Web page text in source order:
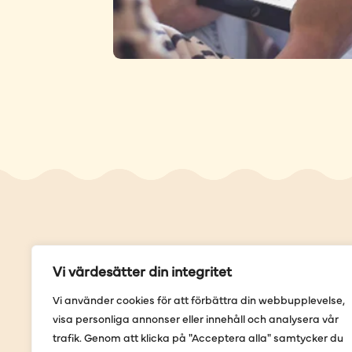
Vi värdesätter din integritet
Vi använder cookies för att förbättra din webbupplevelse,
visa personliga annonser eller innehåll och analysera vår
trafik. Genom att klicka på "Acceptera alla" samtycker du
Våra